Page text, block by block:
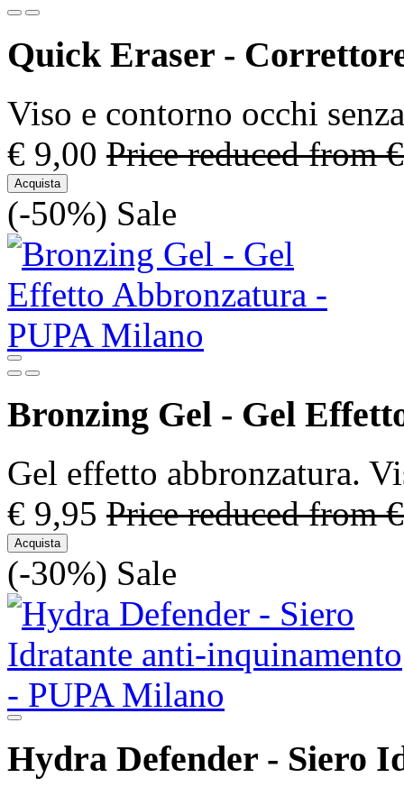
Quick Eraser -
Viso e contorno occhi
€ 9,00 Price reduced from
Acquista
(-50%) Sale
Bronzing Gel - Gel
Gel effetto abbronzatura.
€ 9,95 Price reduced from
Acquista
(-30%) Sale
Hydra Defender - Siero